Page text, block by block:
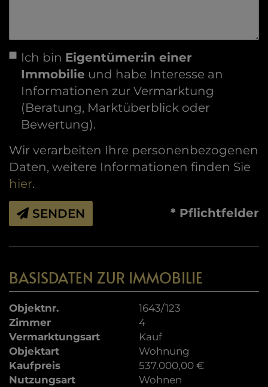
Ich bin Eigentümer:in einer
Immobilie und habe Interesse an
Informationen zur Vermarktung
(Beratung, Marktüberblick oder
Bewertung).
Wir verarbeiten Ihre personenbezogenen
Daten, weitere Informationen finden Sie
hier.
SENDEN * Pflichtfelder
BASISDATEN ZUR IMMOBILIE
Objektnr.
1643/123
Zimmer
4
Vermarktungsart
Kauf
Objektart
Wohnung
Kaufpreis
537.000,00 €
Nutzungsart
Wohnen